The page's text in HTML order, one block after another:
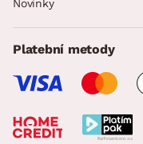
Novinky
Platební metody